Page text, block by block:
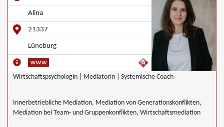
Alina
21337
Lüneburg
Wirtschaftspsychologin | Mediatorin | Systemische Coach
Innerbetriebliche Mediation, Mediation von Generationskonflikten,
Mediation bei Team- und Gruppenkonflikten, Wirtschaftsmediation